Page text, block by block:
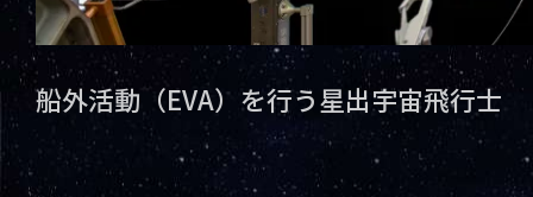
船外活動（EVA）を行う星出宇宙飛行士